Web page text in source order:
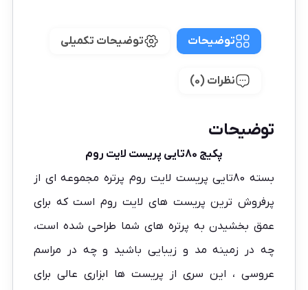
توضیحات توضیحات تکمیلی
نظرات (0)
توضیحات
پکیج 80تایی پریست لایت روم
بسته 80تایی
پریست لایت روم پرتره مجموعه ای از
پرفروش ترین پریست های لایت روم است که برای
عمق بخشیدن به پرتره های شما طراحی شده است،
چه در زمینه مد و زیبایی باشید و چه در مراسم
عروسی ، این سری از پریست ها ابزاری عالی برای